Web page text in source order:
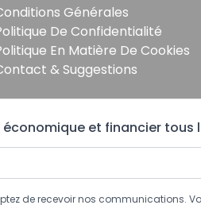
Générales
De Confidentialité
En Matière De Cookies
& Suggestions
et financier tous
de recevoir nos communications.